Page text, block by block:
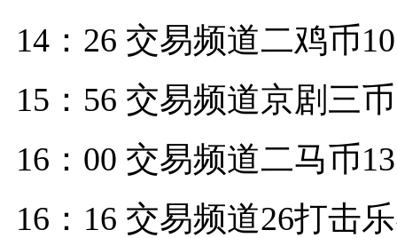
14：26 交易频道二鸡币
15：56 交易频道京剧三
16：00 交易频道二马币
16：16 交易频道26打击